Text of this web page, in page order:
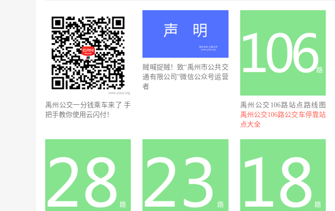
禹州公交一分钱乘车来了 手
把手教你使用云闪付！
贼喊捉贼！致“禹州市公共交
通有限公司”微信公众号运营
者
禹州公交106路站点路线图
禹州公交106路公交车停靠站
点大全